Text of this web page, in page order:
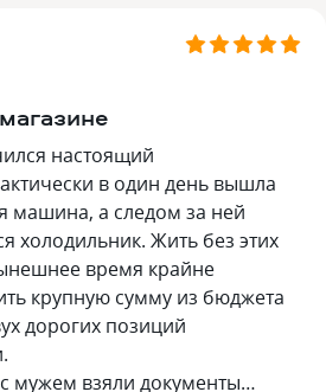
настоящий
в один день вышла
машина, а следом за ней
холодильник. Жить без этих
время крайне
крупную сумму из бюджета
дорогих позиций
мужем взяли документы…